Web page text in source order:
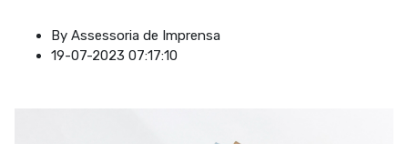
By Assessoria de Imprensa
19-07-2023 07:17:10